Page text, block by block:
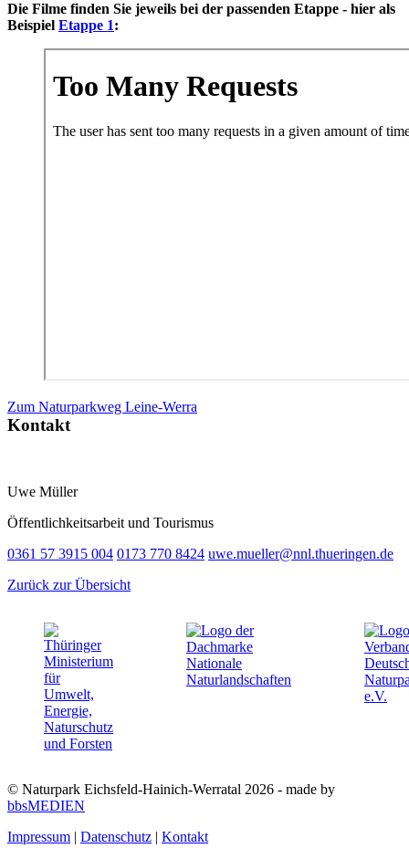
Die Filme finden Sie jeweils bei der passenden Etappe - hier als
Beispiel Etappe 1:
Zum Naturparkweg Leine-Werra
Kontakt
Uwe Müller
Öffentlichkeitsarbeit und Tourismus
0361 57 3915 004 0173 770 8424 uwe.mueller@nnl.thueringen.de
Zurück zur Übersicht
© Naturpark Eichsfeld-Hainich-Werratal 2026 - made by
bbsMEDIEN
Impressum | Datenschutz | Kontakt